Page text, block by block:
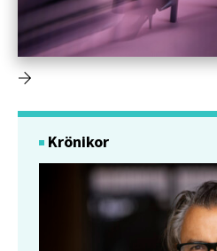
Krönikor